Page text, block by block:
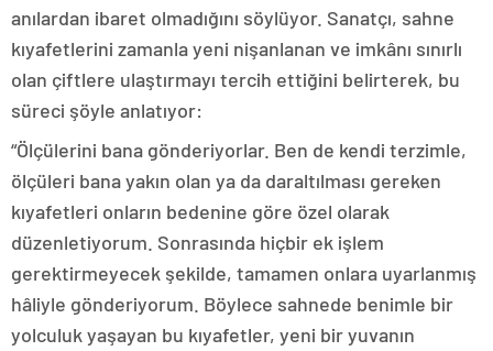
anılardan ibaret olmadığını söylüyor. Sanatçı, sahne
kıyafetlerini zamanla yeni nişanlanan ve imkânı sınırlı
olan çiftlere ulaştırmayı tercih ettiğini belirterek, bu
süreci şöyle anlatıyor:
“Ölçülerini bana gönderiyorlar. Ben de kendi terzimle,
ölçüleri bana yakın olan ya da daraltılması gereken
kıyafetleri onların bedenine göre özel olarak
düzenletiyorum. Sonrasında hiçbir ek işlem
gerektirmeyecek şekilde, tamamen onlara uyarlanmış
hâliyle gönderiyorum. Böylece sahnede benimle bir
yolculuk yaşayan bu kıyafetler, yeni bir yuvanın